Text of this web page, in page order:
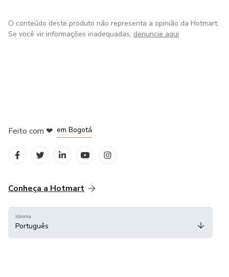
O conteúdo deste produto não representa a opinião da Hotmart.
Se você vir informações inadequadas, denuncie aqui
Feito com ❤ em Bogotá
Conheça a Hotmart
Idioma
Português